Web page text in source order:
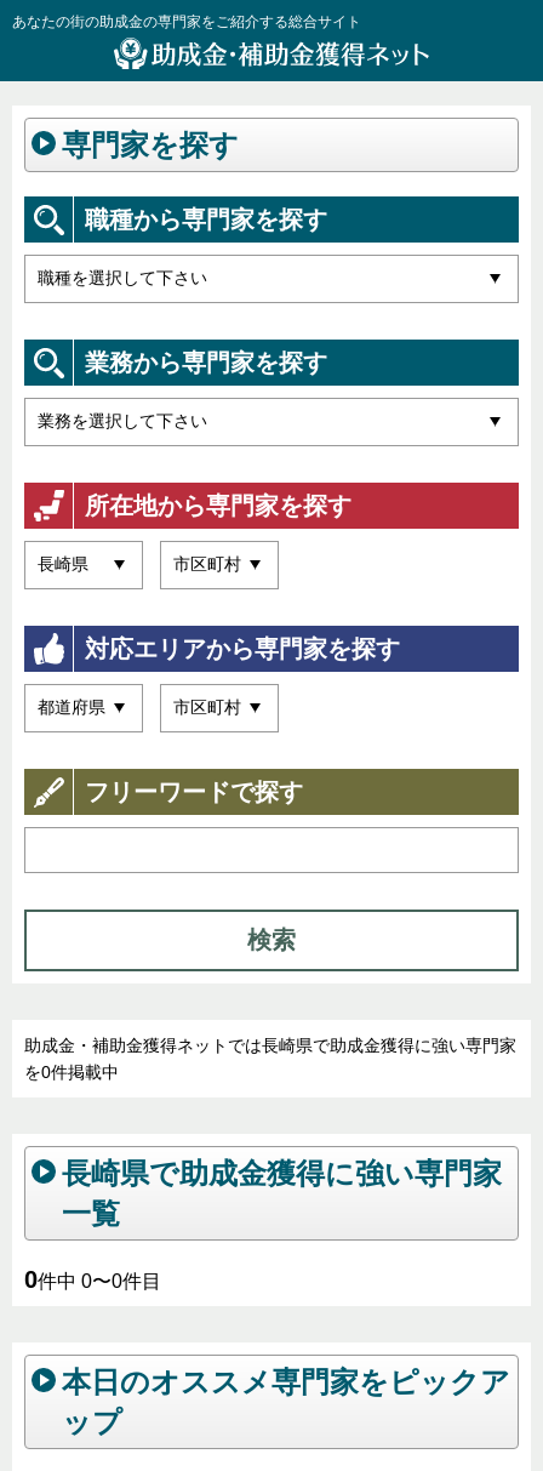
あなたの街の助成金の専門家をご紹介する総合サイト
専門家を探す
職種から専門家を探す
業務から専門家を探す
所在地から専門家を探す
対応エリアから専門家を探す
フリーワードで探す
検索
助成金・補助金獲得ネットでは長崎県で助成金獲得に強い専門家
を0件掲載中
長崎県で助成金獲得に強い専門家
一覧
0件中 0〜0件目
本日のオススメ専門家をピックア
ップ